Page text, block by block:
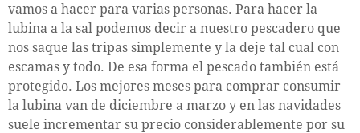
vamos a hacer para varias personas. Para hacer la
lubina a la sal podemos decir a nuestro pescadero que
nos saque las tripas simplemente y la deje tal cual con
escamas y todo. De esa forma el pescado también está
protegido. Los mejores meses para comprar consumir
la lubina van de diciembre a marzo y en las navidades
suele incrementar su precio considerablemente por su